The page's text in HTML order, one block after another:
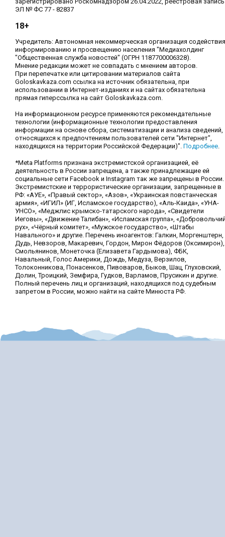
ЭЛ № ФС 77 - 82837
18+
Учредитель: Автономная некоммерческая организация содействия
информированию и просвещению населения "Медиахолдинг
"Общественная служба новостей" (ОГРН 1187700006328).
Мнение редакции может не совпадать с мнением авторов.
При перепечатке или цитировании материалов сайта
Goloskavkaza.com ссылка на источник обязательна, при
использовании в Интернет-изданиях и на сайтах обязательна
прямая гиперссылка на сайт Goloskavkaza.com.
На информационном ресурсе применяются рекомендательные
технологии (информационные технологии предоставления
информации на основе сбора, систематизации и анализа сведений,
относящихся к предпочтениям пользователей сети "Интернет",
находящихся на территории Российской Федерации)". Подробнее.
*Meta Platforms признана экстремистской организацией, её
деятельность в России запрещена, а также принадлежащие ей
социальные сети Facebook и Instagram так же запрещены в России.
Экстремистские и террористические организации, запрещенные в
РФ: «АУЕ», «Правый сектор», «Азов», «Украинская повстанческая
армия», «ИГИЛ» (ИГ, Исламское государство), «Аль-Каида», «УНА-
УНСО», «Меджлис крымско-татарского народа», «Свидетели
Иеговы», «Движение Талибан», «Исламская группа»,
рух», «Чёрный комитет», «Мужское государство», «Штабы
Навального» и другие. Перечень иноагентов: Галкин, Моргенштерн,
Дудь, Невзоров, Макаревич, Гордон, Мирон Фёдоров (Оксимирон),
Смольянинов, Монеточка (Елизавета Гардымова), ФБК,
Навальный, Голос Америки, Дождь, Медуза, Верзилов,
Толоконникова, Понасенков, Пивоваров, Быков, Шац, Глуховский,
Долин, Троицкий, Земфира, Гудков, Варламов, Прусикин и другие.
Полный перечень лиц и организаций, находящихся под судебным
запретом в России, можно найти на сайте Минюста РФ.